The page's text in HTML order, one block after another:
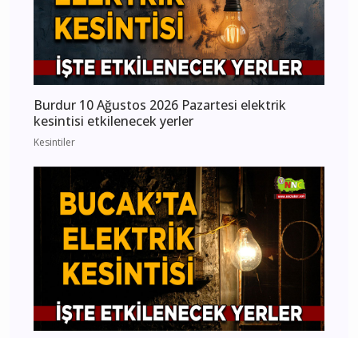
Burdur 10 Ağustos 2026 Pazartesi elektrik
kesintisi etkilenecek yerler
Kesintiler